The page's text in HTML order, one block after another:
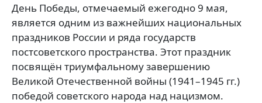
День Победы, отмечаемый ежегодно 9 мая,
является одним из важнейших национальных
праздников России и ряда государств
постсоветского пространства. Этот праздник
посвящён триумфальному завершению
Великой Отечественной войны (1941–1945 гг.)
победой советского народа над нацизмом.